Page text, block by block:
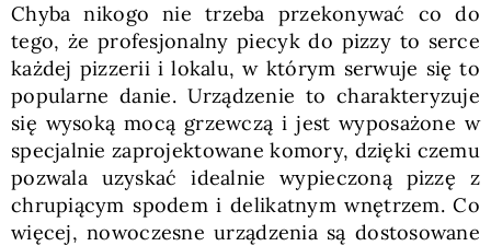
Chyba nikogo nie trzeba przekonywać co do
tego, że profesjonalny piecyk do pizzy to serce
każdej pizzerii i lokalu, w którym serwuje się to
popularne danie. Urządzenie to charakteryzuje
się wysoką mocą grzewczą i jest wyposażone w
specjalnie zaprojektowane komory, dzięki czemu
pozwala uzyskać idealnie wypieczoną pizzę z
chrupiącym spodem i delikatnym wnętrzem. Co
więcej, nowoczesne urządzenia są dostosowane